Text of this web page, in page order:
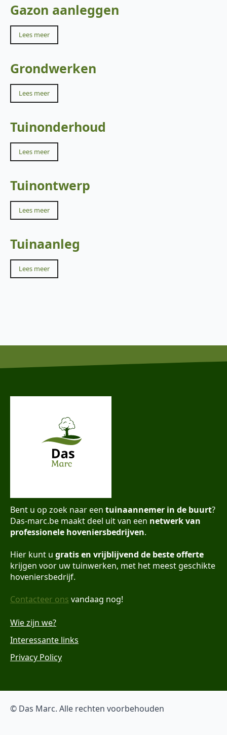
Gazon aanleggen
Lees meer
Grondwerken
Lees meer
Tuinonderhoud
Lees meer
Tuinontwerp
Lees meer
Tuinaanleg
Lees meer
Bent u op zoek naar een tuinaannemer in de buurt?
Das-marc.be maakt deel uit van een netwerk van
professionele hoveniersbedrijven.
Hier kunt u gratis en vrijblijvend de beste offerte
krijgen voor uw tuinwerken, met het meest geschikte
hoveniersbedrijf.
Contacteer ons vandaag nog!
Wie zijn we?
Interessante links
Privacy Policy
© Das Marc. Alle rechten voorbehouden